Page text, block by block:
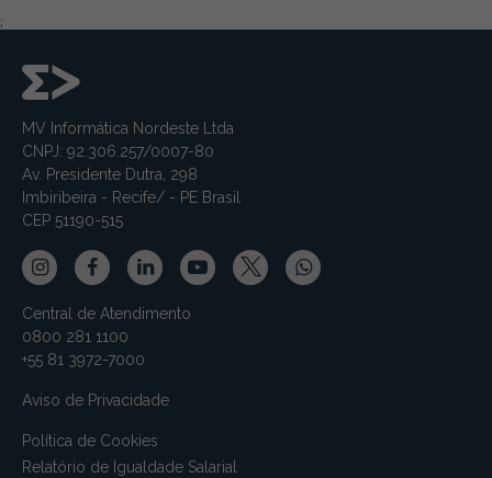
;
MV Informática Nordeste Ltda
CNPJ: 92.306.257/0007-80
Av. Presidente Dutra, 298
Imbiribeira - Recife/ - PE Brasil
CEP 51190-515
Central de Atendimento
0800 281 1100
+55 81 3972-7000
Aviso de Privacidade
Política de Cookies
Relatório de Igualdade Salarial